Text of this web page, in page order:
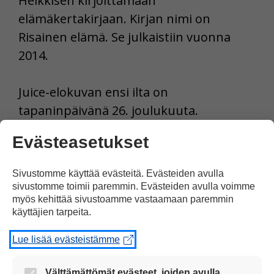
elämäkertakirjaan. Kirjan nimi on
Risainen elämä. Se julkaistiin vuonna
2014.
Juice-elokuvan ensi ilta on
tapaninpäivänä 26. joulukuuta.
Lue lisää Juice Leskisestä Petri Kiutun
kirjoittamasta selkokielisestä tietokirjasta
Selkeää Suomi-rockia.
Tulosta uutinen
Jaa Facebookissa
Evästeasetukset
Sivustomme käyttää evästeitä. Evästeiden avulla
sivustomme toimii paremmin. Evästeiden avulla voimme
myös kehittää sivustoamme vastaamaan paremmin
käyttäjien tarpeita.
Lue lisää evästeistämme